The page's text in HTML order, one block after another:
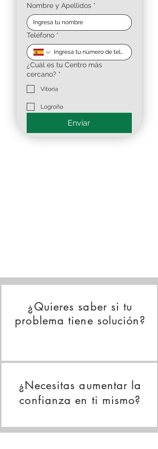
Nombre y Apellidos *
Teléfono *
¿Cuál es tu Centro más
cercano? *
Vitoria
Logroño
Enviar
¿Quieres saber si tu
problema tiene solución?
¿Necesitas aumentar la
confianza en ti mismo?